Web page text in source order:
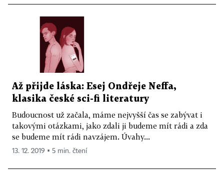
Až přijde láska: Esej Ondřeje Neffa,
klasika české sci-fi literatury
Budoucnost už začala, máme nejvyšší čas se zabývat i
takovými otázkami, jako zdali ji budeme mít rádi a zda
se budeme mít rádi navzájem. Úvahy...
13. 12. 2019 ▪ 5 min. čtení